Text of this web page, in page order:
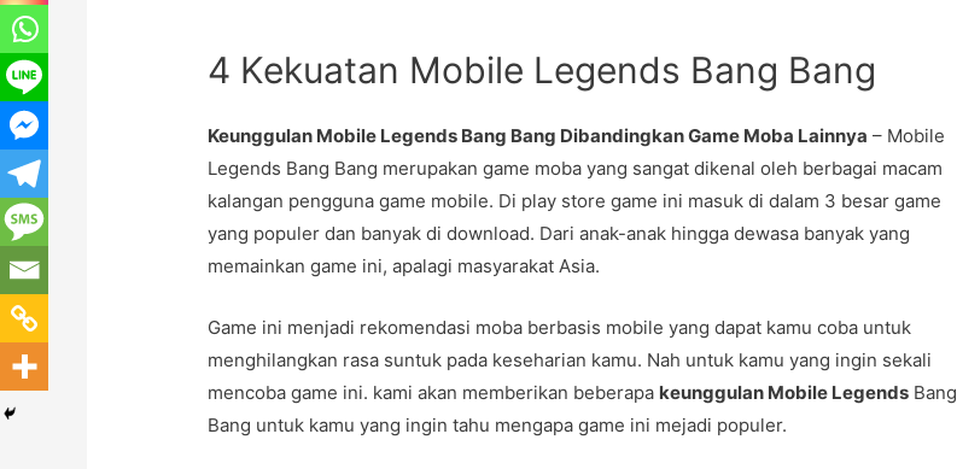
4 Kekuatan Mobile Legends Bang Bang
Keunggulan Mobile Legends Bang Bang Dibandingkan Game Moba Lainnya – Mobile
Legends Bang Bang merupakan game moba yang sangat dikenal oleh berbagai macam
kalangan pengguna game mobile. Di play store game ini masuk di dalam 3 besar game
yang populer dan banyak di download. Dari anak-anak hingga dewasa banyak yang
memainkan game ini, apalagi masyarakat Asia.
Game ini menjadi rekomendasi moba berbasis mobile yang dapat kamu coba untuk
menghilangkan rasa suntuk pada keseharian kamu. Nah untuk kamu yang ingin sekali
mencoba game ini. kami akan memberikan beberapa keunggulan Mobile Legends Bang
Bang untuk kamu yang ingin tahu mengapa game ini mejadi populer.